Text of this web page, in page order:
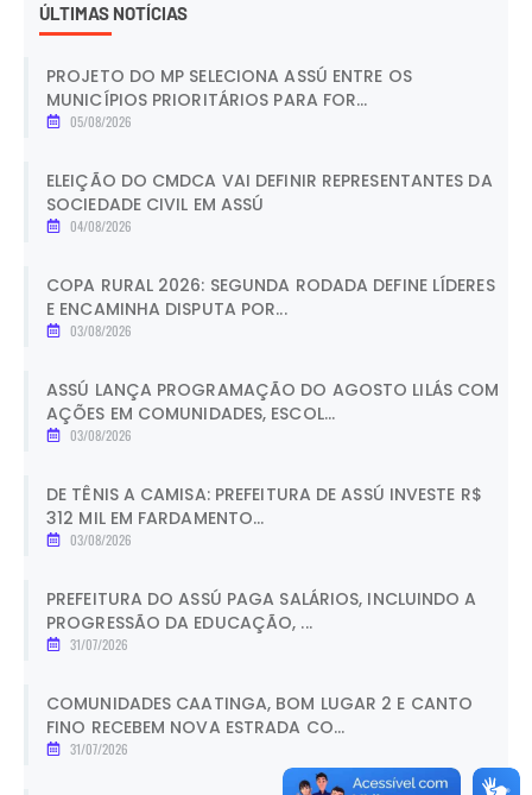
ÚLTIMAS NOTÍCIAS
PROJETO DO MP SELECIONA ASSÚ ENTRE OS
MUNICÍPIOS PRIORITÁRIOS PARA FOR...
05/08/2026
ELEIÇÃO DO CMDCA VAI DEFINIR REPRESENTANTES DA
SOCIEDADE CIVIL EM ASSÚ
04/08/2026
COPA RURAL 2026: SEGUNDA RODADA DEFINE LÍDERES
E ENCAMINHA DISPUTA POR...
03/08/2026
ASSÚ LANÇA PROGRAMAÇÃO DO AGOSTO LILÁS COM
AÇÕES EM COMUNIDADES, ESCOL...
03/08/2026
DE TÊNIS A CAMISA: PREFEITURA DE ASSÚ INVESTE R$
312 MIL EM FARDAMENTO...
03/08/2026
PREFEITURA DO ASSÚ PAGA SALÁRIOS, INCLUINDO A
PROGRESSÃO DA EDUCAÇÃO, ...
31/07/2026
COMUNIDADES CAATINGA, BOM LUGAR 2 E CANTO
FINO RECEBEM NOVA ESTRADA CO...
31/07/2026